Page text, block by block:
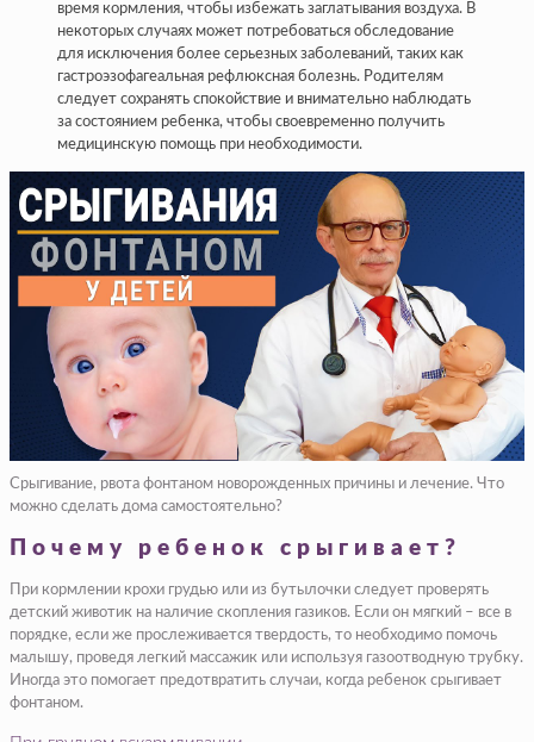
время кормления, чтобы избежать заглатывания воздуха. В
некоторых случаях может потребоваться обследование
для исключения более серьезных заболеваний, таких как
гастроэзофагеальная рефлюксная болезнь. Родителям
следует сохранять спокойствие и внимательно наблюдать
за состоянием ребенка, чтобы своевременно получить
медицинскую помощь при необходимости.
Срыгивание, рвота фонтаном новорожденных причины и лечение. Что
можно сделать дома самостоятельно?
Почему ребенок срыгивает?
При кормлении крохи грудью или из бутылочки следует проверять
детский животик на наличие скопления газиков. Если он мягкий – все в
порядке, если же прослеживается твердость, то необходимо помочь
малышу, проведя легкий массажик или используя газоотводную трубку.
Иногда это помогает предотвратить случаи, когда ребенок срыгивает
фонтаном.